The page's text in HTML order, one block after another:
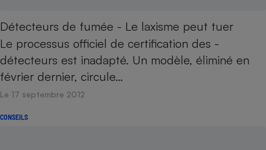
Détecteurs de fumée - Le laxisme peut tuer
Le processus officiel de ­certification des ­
détecteurs est inadapté. Un modèle, éliminé en
février dernier, circule…
Le 17 septembre 2012
CONSEILS